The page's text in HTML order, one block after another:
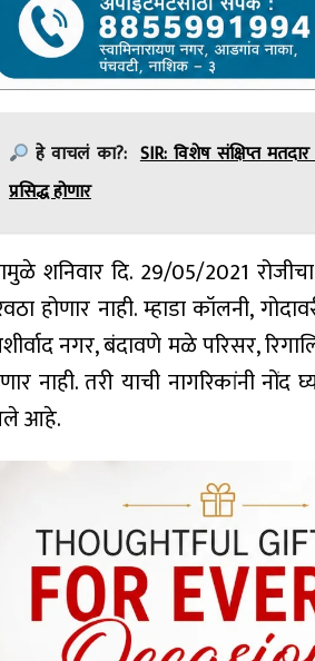
हे वाचलं का?: SIR: विशेष संक्षिप्त
प्रसिद्ध होणार
शनिवार दि. 29/05/2021
होणार नाही. म्हाडा कॉलनी,
नगर, बंदावणे मळे परिसर,
नाही. तरी याची नागरिकांनी
आहे.